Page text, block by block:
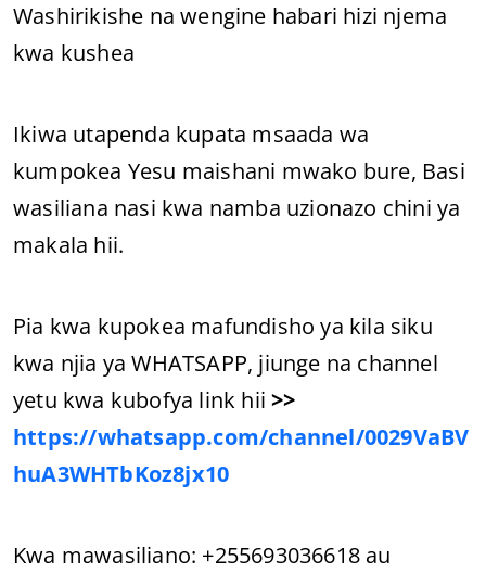
Washirikishe na wengine habari hizi njema
kwa kushea
Ikiwa utapenda kupata msaada wa
kumpokea Yesu maishani mwako bure, Basi
wasiliana nasi kwa namba uzionazo chini ya
makala hii.
Pia kwa kupokea mafundisho ya kila siku
kwa njia ya WHATSAPP, jiunge na channel
yetu kwa kubofya link hii>>
https://whatsapp.com/channel/0029VaBV
huA3WHTbKoz8jx10
Kwa mawasiliano: +255693036618 au